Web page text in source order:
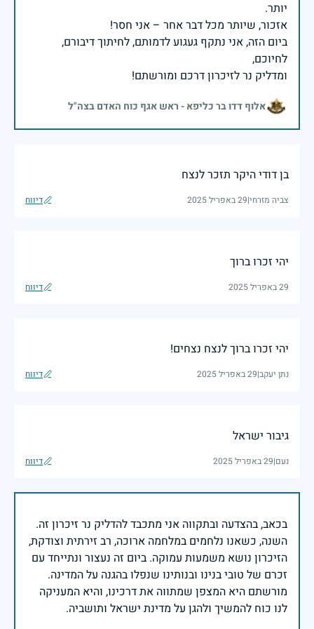
ביום הזה, אני נתקף געגוע לדמותם, לחיתוך דיבורם,
ומדליק נר לזיכרון דרכם ומורשתם!
אלוף דדו בר כליפא - ראש אגף כוח האדם בצה"ל
בן דודי היקר תזכר לנצח
צביה מזרחי|29 באפריל 2025 דיווח
יהי זכרו ברוך
29 באפריל 2025 דיווח
יהי זכרו ברוך לנצח נצחים!
נתן יעקב|29 באפריל 2025 דיווח
גיבור ישראל
נעם|29 באפריל 2025 דיווח
בכאב, בהצדעה ובתקווה אני מתכבד להדליק נר זיכרון זה.
השנה, כשאנו נלחמים במלחמה ארוכה, רב זירתית וצודקת,
הזיכרון נושא משמעות עמוקה. ביום זה נעצור ונתייחד עם
זכרם של טובי בנינו ובנותינו שנפלו בהגנה על המדינה.
מורשתם היא המצפן שמתווה את דרכינו, והיא המעניקה